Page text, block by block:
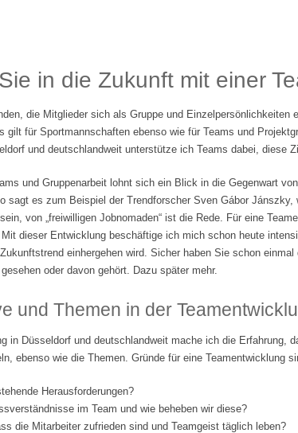
in die Zukunft mit einer
die Mitglieder sich als Gruppe und
gilt für Sportmannschaften ebenso wie für Teams und
und deutschlandweit unterstütze ich Teams dabei, diese
und Gruppenarbeit lohnt sich ein Blick in die Gegenwart
sagt es zum Beispiel der Trendforscher Sven Gábor
von „freiwilligen Jobnomaden“ ist die Rede. Für eine
Mit dieser Entwicklung beschäftige ich mich schon heute
einhergehen wird. Sicher haben Sie schon
oder davon gehört. Dazu später mehr.
und Themen in der
in Düsseldorf und deutschlandweit mache ich die
ebenso wie die Themen. Gründe für eine Teamentwicklung
Herausforderungen?
im Team und wie beheben wir diese?
die Mitarbeiter zufrieden sind und Teamgeist täglich leben?